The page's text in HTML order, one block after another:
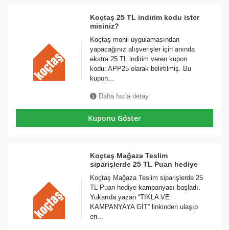
Koçtaş 25 TL indirim kodu ister
misiniz?
Koçtaş monil uygulamasından
yapacağınız alışverişler için anında
ekstra 25 TL indirim veren kupon
kodu: APP25 olarak belirtilmiş. Bu
kupon...
Daha fazla detay
Kuponu Göster
Koçtaş Mağaza Teslim
siparişlerde 25 TL Puan hediye
Koçtaş Mağaza Teslim siparişlerde 25
TL Puan hediye kampanyası başladı.
Yukarıda yazan “TIKLA VE
KAMPANYAYA GİT” linkinden ulaşıp
en...